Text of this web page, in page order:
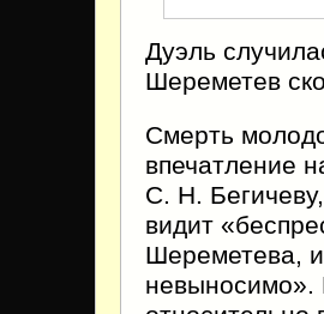
Дуэль
Шереметев
Смерть
впечатление
С. Н.
видит
Шереметева,